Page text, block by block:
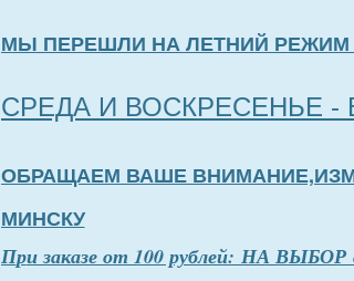
МЫ ПЕРЕШЛИ НА ЛЕТНИЙ
СРЕДА И ВОСКРЕСЕНЬЕ
ОБРАЩАЕМ ВАШЕ
МИНСКУ
При заказе от 100 рублей: НА ВЫБОР